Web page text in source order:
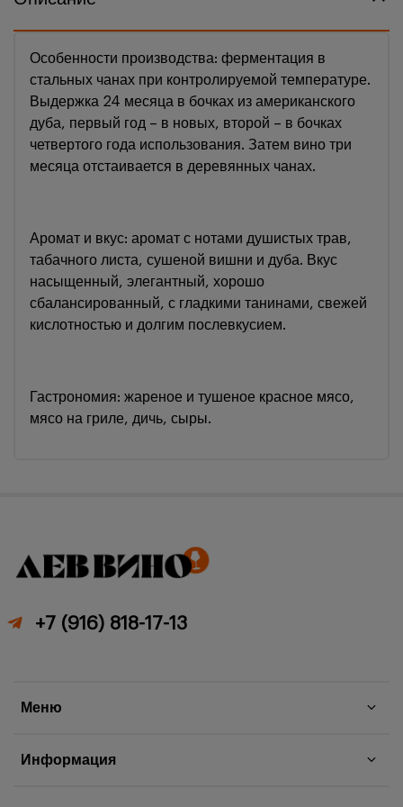
Особенности производства: ферментация в
стальных чанах при контролируемой температуре.
Выдержка 24 месяца в бочках из американского
дуба, первый год – в новых, второй – в бочках
четвертого года использования. Затем вино три
месяца отстаивается в деревянных чанах.
Аромат и вкус: аромат с нотами душистых трав,
табачного листа, сушеной вишни и дуба. Вкус
насыщенный, элегантный, хорошо
сбалансированный, с гладкими танинами, свежей
кислотностью и долгим послевкусием.
Гастрономия: жареное и тушеное красное мясо,
мясо на гриле, дичь, сыры.
Меню
Информация
+7 (916) 818-17-13